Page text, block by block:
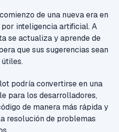
de una nueva era en
inteligencia artificial. A
se actualiza y aprende de
que sus sugerencias sean
podría convertirse en una
para los desarrolladores,
de manera más rápida y
resolución de problemas